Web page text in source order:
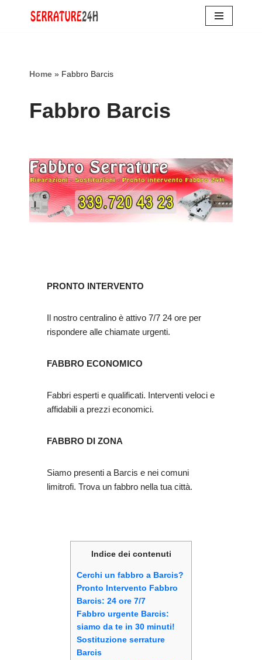
Home » Fabbro Barcis
Fabbro Barcis
PRONTO INTERVENTO
Il nostro centralino è attivo 7/7 24 ore per
rispondere alle chiamate urgenti.
FABBRO ECONOMICO
Fabbri esperti e qualificati. Interventi veloci e
affidabili a prezzi economici.
FABBRO DI ZONA
Siamo presenti a Barcis e nei comuni
limitrofi. Trova un fabbro nella tua città.
Indice dei contenuti
Cerchi un fabbro a Barcis?
Pronto Intervento Fabbro
Barcis: 24 ore 7/7
Fabbro urgente Barcis:
siamo da te in 30 minuti!
Sostituzione serrature
Barcis